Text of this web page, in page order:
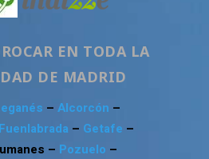
EN TODA LA
DE MADRID
– Alcorcón –
Fuenlabrada – Getafe –
– Pozuelo –